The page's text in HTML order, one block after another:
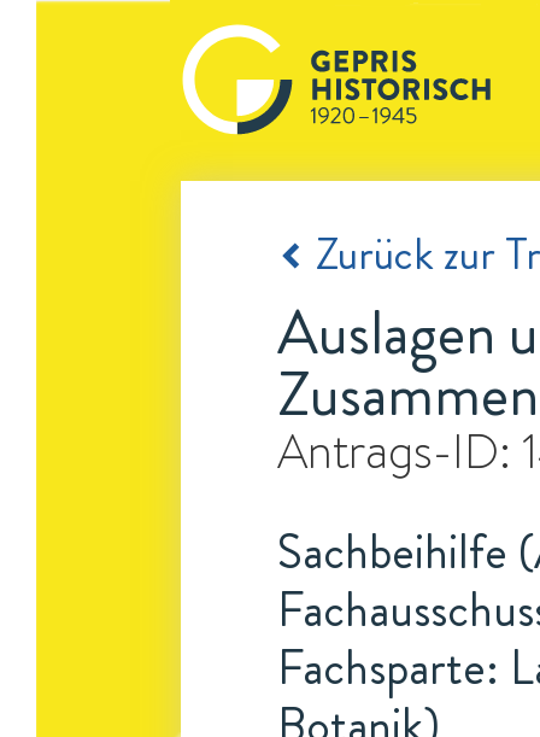
Zurück zur
Auslagen
Antrags-ID:
Sachbeihilfe
Fachsparte: